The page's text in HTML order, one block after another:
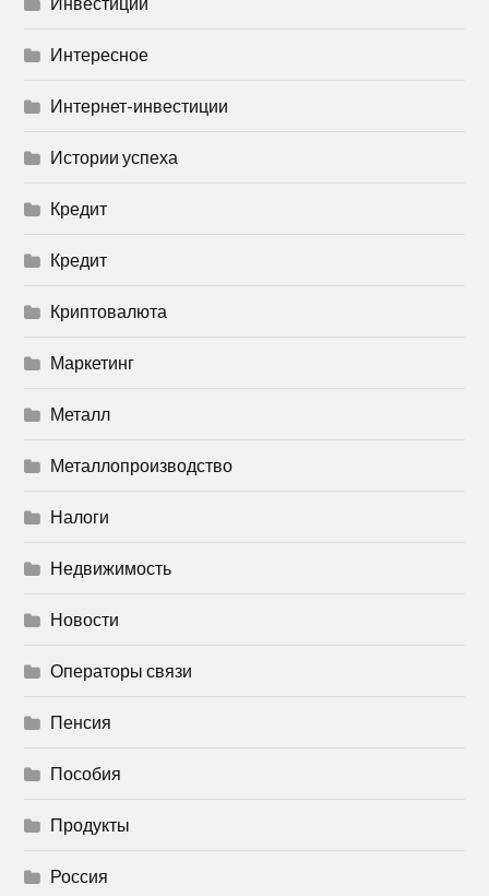
Интересное
Интернет-инвестиции
Истории успеха
Кредит
Кредит
Криптовалюта
Маркетинг
Металл
Металлопроизводство
Налоги
Недвижимость
Новости
Операторы связи
Пенсия
Пособия
Продукты
Россия